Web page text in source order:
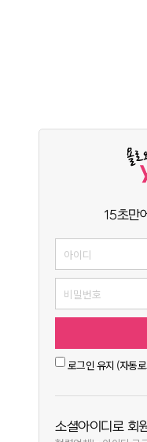
15초만
로그인 유지 (자동
소셜아이디로 회